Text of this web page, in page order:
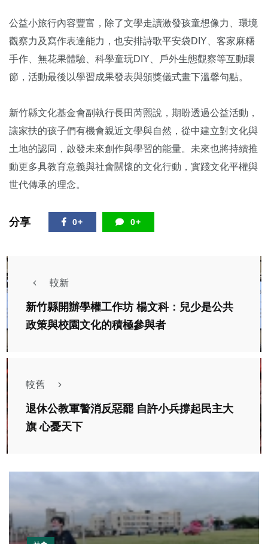
公益小旅行內容豐富，除了文學走讀激發孩童想像力、環境
觀察力及寫作表達能力，也安排詩歌平安袋DIY、客家麻糬
手作、無花果體驗、科學童玩DIY、戶外生態觀察等互動環
節，活動最後以學習成果發表與頒獎儀式畫下溫馨句點。
新竹縣文化基金會副執行長田芮熙說，期盼透過公益活動，
讓家扶的孩子們有機會親近文學與自然，從中建立對文化與
土地的認同，啟發未來創作與學習的能量。未來也將持續推
動更多具教育意義與社會關懷的文化行動，實踐文化平權與
世代傳承的理念。
分享 0+ 0+
較新
新竹縣開辦學權工作坊 楊文科：兒少是公共
政策與校園文化的積極參與者
較舊
退休公教軍警消反惡罷 自許小兵撐起民主大
旗 心憂天下